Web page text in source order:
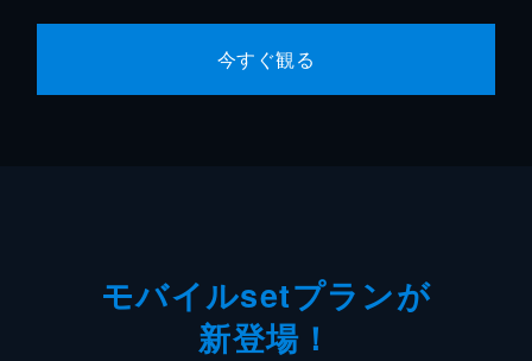
今すぐ観る
モバイルsetプランが
新登場！